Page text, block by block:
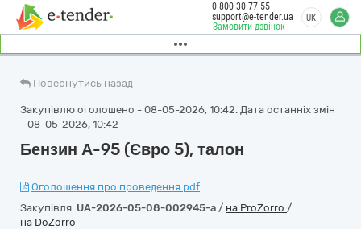
Замовити дзвінок
0 800 30 77 55
support@e-tender.ua
UK
Повернутись назад
Закупівлю оголошено - 08-05-2026, 10:42. Дата останніх змін
- 08-05-2026, 10:42
Бензин А-95 (Євро 5), талон
Оголошення про проведення.pdf
Закупівля: UA-2026-05-08-002945-a / на ProZorro /
на DoZorro